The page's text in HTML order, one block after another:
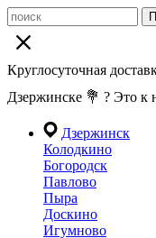
Круглосуточная
Дзержинске 💐 ? Это к
Дзержинск
Колодкино
Богородск
Павлово
Пыра
Доскино
Игумново